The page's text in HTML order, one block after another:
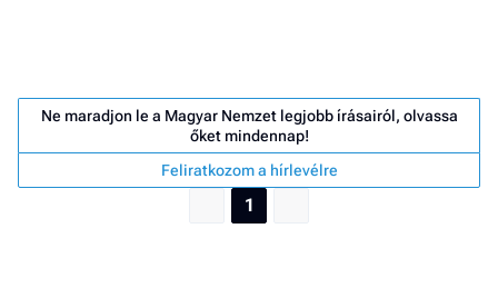
Ne maradjon le a Magyar Nemzet legjobb írásairól, olvassa
őket mindennap!
Feliratkozom a hírlevélre
1